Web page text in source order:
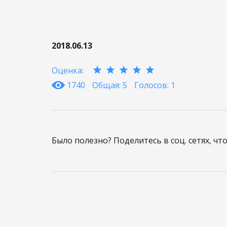
2018.06.13
Оценка:
1740
Общая: 5 Голосов: 1
Было полезно? Поделитесь в соц. сетях,